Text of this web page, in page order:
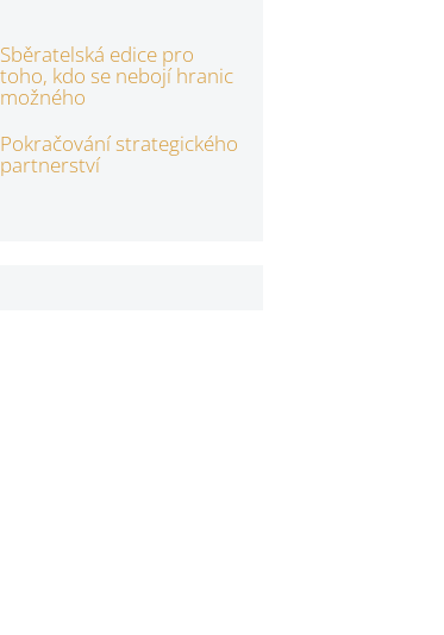
Sběratelská edice pro
toho, kdo se nebojí hranic
možného
Pokračování strategického
partnerství